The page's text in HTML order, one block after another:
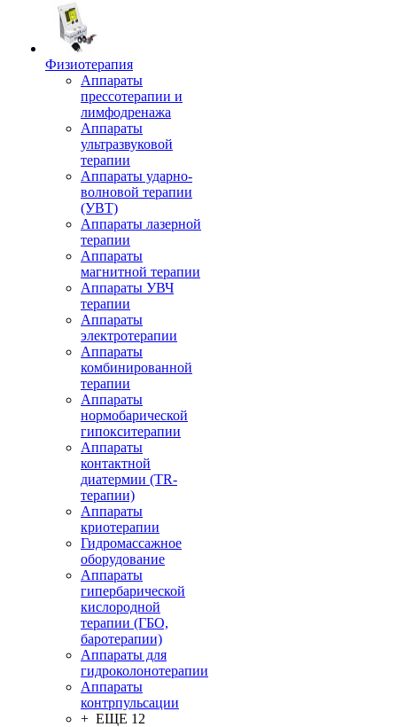
Физиотерапия
Аппараты
прессотерапии и
лимфодренажа
Аппараты
ультразвуковой
терапии
Аппараты ударно-
волновой терапии
(УВТ)
Аппараты лазерной
терапии
Аппараты
магнитной терапии
Аппараты УВЧ
терапии
Аппараты
электротерапии
Аппараты
комбинированной
терапии
Аппараты
нормобарической
гипокситерапии
Аппараты
контактной
диатермии (TR-
терапии)
Аппараты
криотерапии
Гидромассажное
оборудование
Аппараты
гипербарической
кислородной
терапии (ГБО,
баротерапии)
Аппараты для
гидроколонотерапии
Аппараты
контрпульсации
+ ЕЩЕ 12